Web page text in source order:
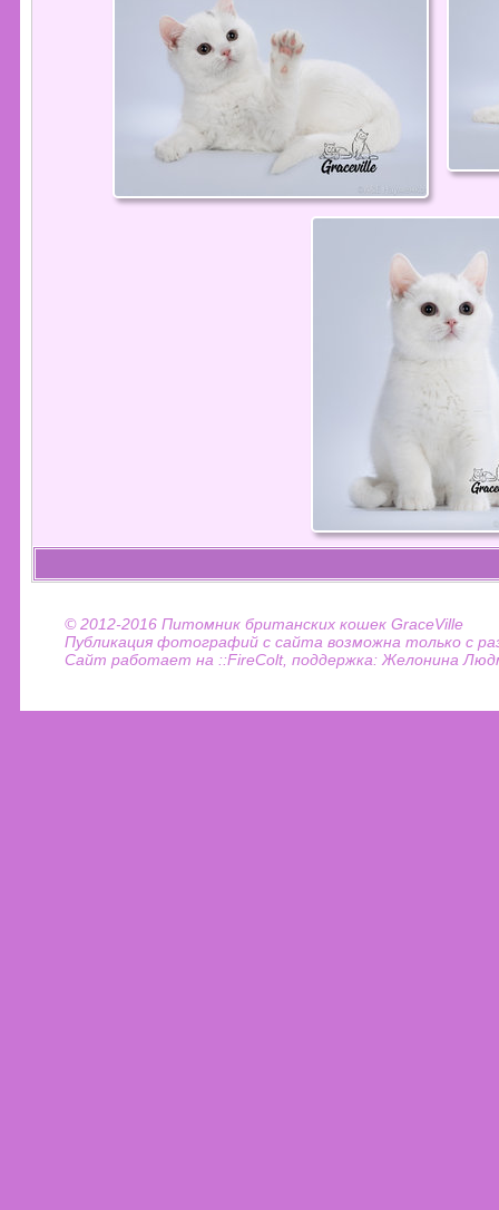
© 2012-2016 Питомник британских кошек GraceVille
Публикация фотографий с сайта возможна только с
Сайт работает на ::FireColt, поддержка: Желонина